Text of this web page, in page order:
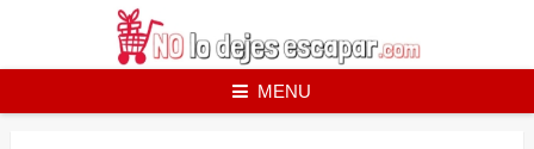
MENU